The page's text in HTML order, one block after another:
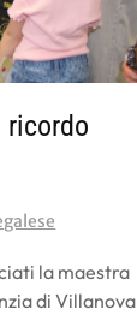
la maestra
di Villanova